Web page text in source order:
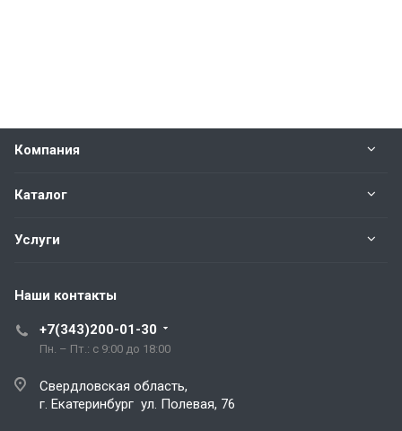
Компания
Каталог
Услуги
Наши контакты
+7(343)200-01-30
Пн. – Пт.: с 9:00 до 18:00
Свердловская область,
г. Екатеринбург ул. Полевая, 76